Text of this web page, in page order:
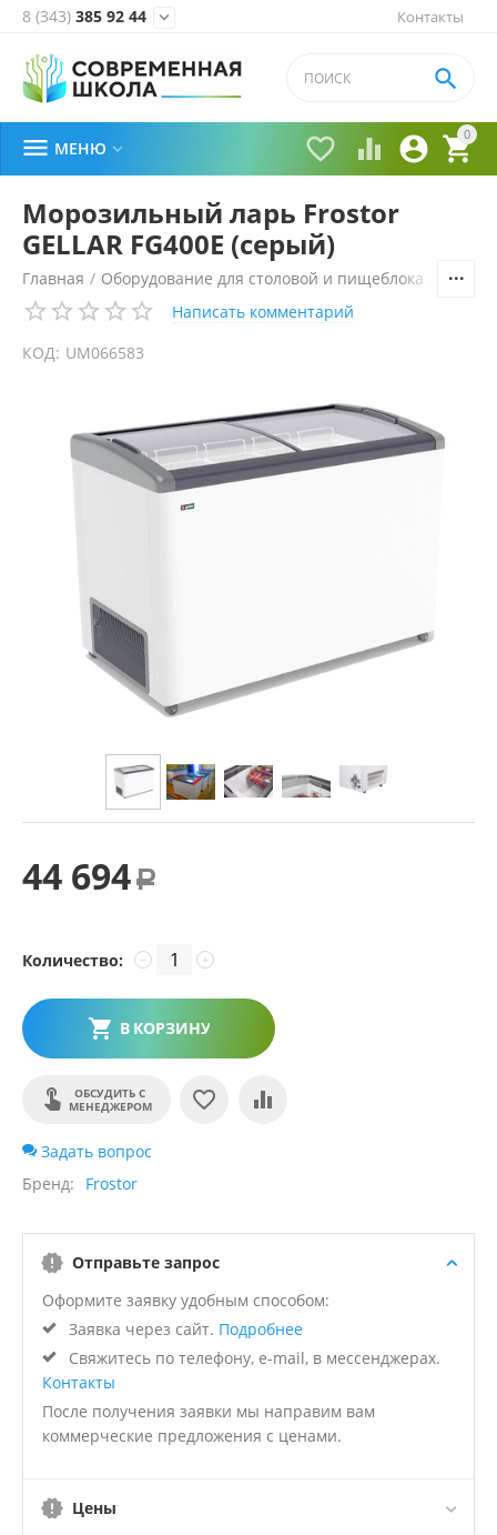
Контакты
8 (343) 385 92 44 
0


 

 МЕНЮ 
Морозильный ларь Frostor
GELLAR FG400E (серый)
Главная / Оборудование для столовой и пищеблока
Написать комментарий
КОД: UM066583
44 694 Р
Количество: +
−
В КОРЗИНУ
ОБСУДИТЬ С
МЕНЕДЖЕРОМ
Задать вопрос
Бренд
Frostor
Отправьте запрос
Оформите заявку удобным способом:
Заявка через сайт. Подробнее
Свяжитесь по телефону, e-mail, в мессенджерах.
Контакты
После получения заявки мы направим вам
коммерческие предложения с ценами.
Цены